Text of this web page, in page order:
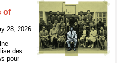
of
28, 2026
des
pour